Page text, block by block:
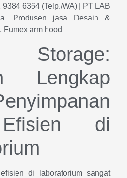
6364 (Telp./WA) | PT LAB
Produsen jasa Desain &
Fumex arm hood.
Storage:
Lengkap
di
di laboratorium sangat